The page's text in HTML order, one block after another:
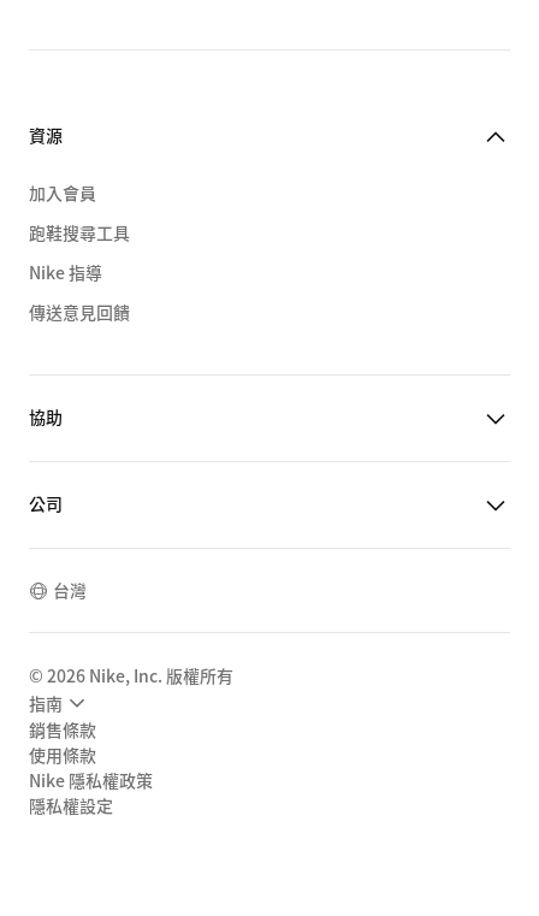
資源
加入會員
跑鞋搜尋工具
Nike 指導
傳送意見回饋
協助
公司
台灣
© 2026 Nike, Inc. 版權所有
指南
銷售條款
使用條款
Nike 隱私權政策
隱私權設定